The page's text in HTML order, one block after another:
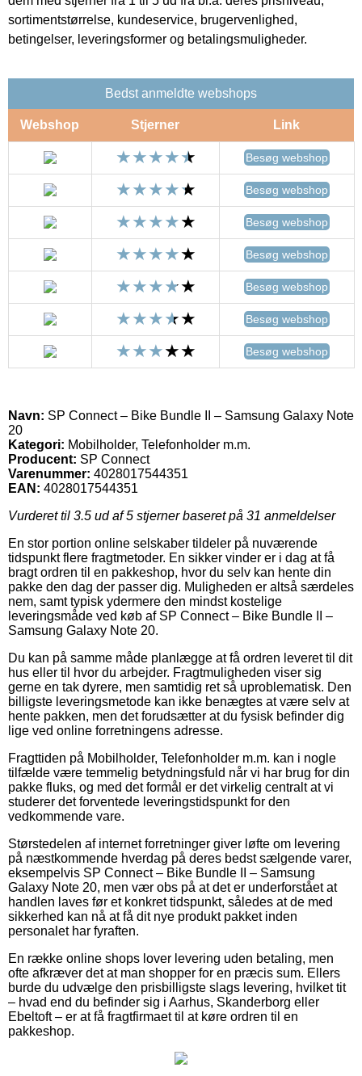
sortimentstørrelse, kundeservice, brugervenlighed,
betingelser, leveringsformer og betalingsmuligheder.
Bedst anmeldte webshops
Webshop Stjerner Link
Besøg webshop
Besøg webshop
Besøg webshop
Besøg webshop
Besøg webshop
Besøg webshop
Besøg webshop
Navn: SP Connect – Bike Bundle II – Samsung Galaxy Note
20
Kategori: Mobilholder, Telefonholder m.m.
Producent: SP Connect
Varenummer: 4028017544351
EAN: 4028017544351
Vurderet til 3.5 ud af 5 stjerner baseret på 31 anmeldelser
En stor portion online selskaber tildeler på nuværende
tidspunkt flere fragtmetoder. En sikker vinder er i dag at få
bragt ordren til en pakkeshop, hvor du selv kan hente din
pakke den dag der passer dig. Muligheden er altså særdeles
nem, samt typisk ydermere den mindst kostelige
leveringsmåde ved køb af SP Connect – Bike Bundle II –
Samsung Galaxy Note 20.
Du kan på samme måde planlægge at få ordren leveret til dit
hus eller til hvor du arbejder. Fragtmuligheden viser sig
gerne en tak dyrere, men samtidig ret så uproblematisk. Den
billigste leveringsmetode kan ikke benægtes at være selv at
hente pakken, men det forudsætter at du fysisk befinder dig
lige ved online forretningens adresse.
Fragttiden på Mobilholder, Telefonholder m.m. kan i nogle
tilfælde være temmelig betydningsfuld når vi har brug for din
pakke fluks, og med det formål er det virkelig centralt at vi
studerer det forventede leveringstidspunkt for den
vedkommende vare.
Størstedelen af internet forretninger giver løfte om levering
på næstkommende hverdag på deres bedst sælgende varer,
eksempelvis SP Connect – Bike Bundle II – Samsung
Galaxy Note 20, men vær obs på at det er underforstået at
handlen laves før et konkret tidspunkt, således at de med
sikkerhed kan nå at få dit nye produkt pakket inden
personalet har fyraften.
En række online shops lover levering uden betaling, men
ofte afkræver det at man shopper for en præcis sum. Ellers
burde du udvælge den prisbilligste slags levering, hvilket tit
– hvad end du befinder sig i Aarhus, Skanderborg eller
Ebeltoft – er at få fragtfirmaet til at køre ordren til en
pakkeshop.